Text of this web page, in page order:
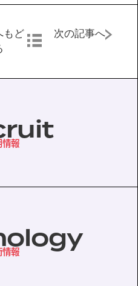
ウンロード
もど
次の記事へ
情報
情報